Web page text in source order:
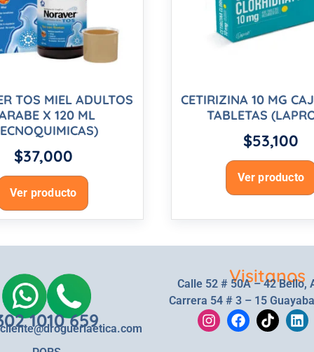
TOS MIEL ADULTOS
X 120 ML
$37,000
Ver producto
CETIRIZINA 10 MG
TABLETAS
$53,100
Ver producto
1010 659
Visitanos
Calle 52 # 50A – 42 Bello,
Carrera 54 # 3 – 15